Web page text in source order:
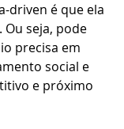
driven é que ela
seja, pode
precisa em
social e
e próximo